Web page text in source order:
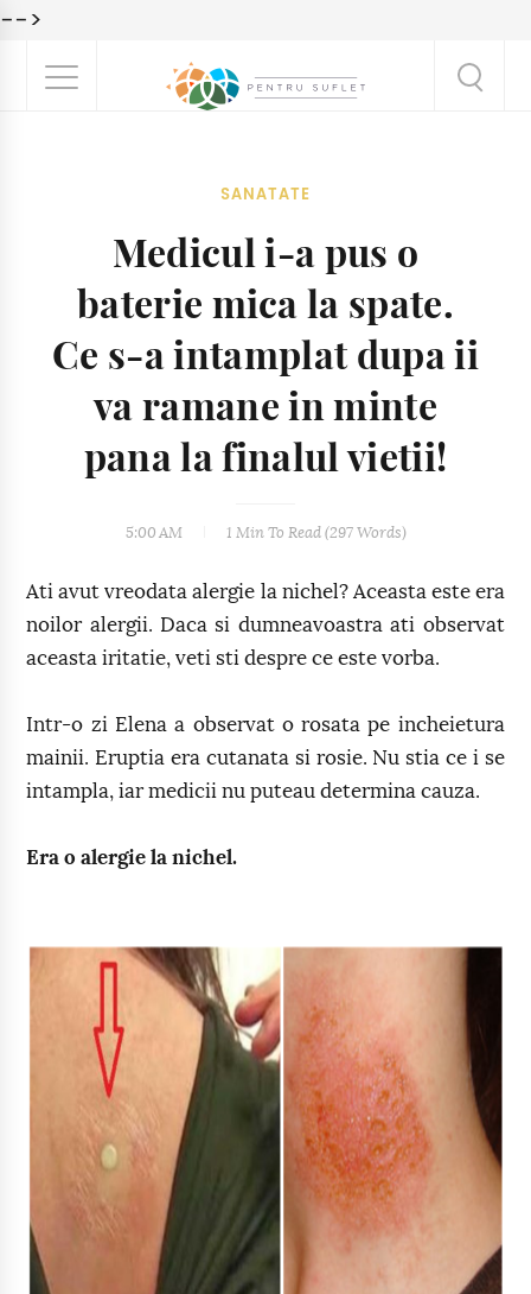
-->
SANATATE
Medicul i-a pus o
baterie mica la spate.
Ce s-a intamplat dupa ii
va ramane in minte
pana la finalul vietii!
5:00 AM 1 MinTo Read (297Words)
Ati avut vreodata alergie la nichel? Aceasta este era
noilor alergii. Daca si dumneavoastra ati observat
aceasta iritatie, veti sti despre ce este vorba.
Intr-o zi Elena a observat o rosata pe incheietura
mainii. Eruptia era cutanata si rosie. Nu stia ce i se
intampla, iar medicii nu puteau determina cauza.
Era o alergie la nichel.